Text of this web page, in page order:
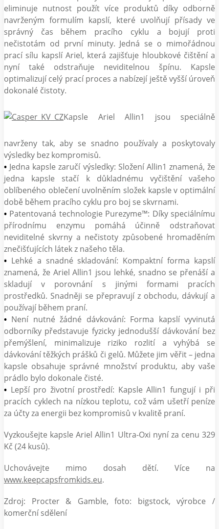
eliminuje nutnost použít více produktů díky odborně
navrženým formulím kapslí, které uvolňují přísady ve
správný čas během pracího cyklu a bojují proti
nečistotám od první minuty. Jedná se o mimořádnou
prací sílu kapslí Ariel, která zajišťuje hloubkové čištění a
nyní také odstraňuje neviditelnou špínu. Kapsle
optimalizují celý prací proces a nabízejí ještě vyšší úroveň
dokonalé čistoty.
Kapsle Ariel Allin1 jsou speciálně
navrženy tak, aby se snadno používaly a poskytovaly
výsledky bez kompromisů.
• Jedna kapsle zaručí výsledky: Složení Allin1 znamená, že
jedna kapsle stačí k důkladnému vyčištění vašeho
oblíbeného oblečení uvolněním složek kapsle v optimální
době během pracího cyklu pro boj se skvrnami.
• Patentovaná technologie Purezyme™: Díky speciálnímu
přírodnímu enzymu pomáhá účinně odstraňovat
neviditelné skvrny a nečistoty způsobené hromaděním
znečišťujících látek z našeho těla.
• Lehké a snadné skladování: Kompaktní forma kapslí
znamená, že Ariel Allin1 jsou lehké, snadno se přenáší a
skladují v porovnání s jinými formami pracích
prostředků. Snadněji se přepravují z obchodu, dávkují a
používají během praní.
• Není nutné žádné dávkování: Forma kapslí vyvinutá
odborníky představuje fyzicky jednodušší dávkování bez
přemýšlení, minimalizuje riziko rozlití a vyhýbá se
dávkování těžkých prášků či gelů. Můžete jim věřit – jedna
kapsle obsahuje správné množství produktu, aby vaše
prádlo bylo dokonale čisté.
• Lepší pro životní prostředí: Kapsle Allin1 fungují i při
pracích cyklech na nízkou teplotu, což vám ušetří peníze
za účty za energii bez kompromisů v kvalitě praní.
Vyzkoušejte kapsle Ariel Allin1 Ultra-Oxi nyní za cenu 329
Kč (24 kusů).
Uchovávejte mimo dosah dětí. Více na
www.keepcapsfromkids.eu.
Zdroj: Procter & Gamble, foto: bigstock, výrobce /
komerční sdělení